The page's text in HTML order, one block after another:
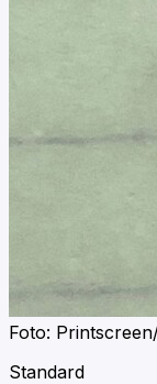
Foto:
Standard